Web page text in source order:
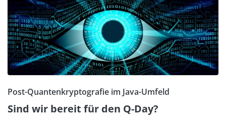
Post-Quantenkryptografie im Java-Umfeld
Sind wir bereit für den Q-Day?